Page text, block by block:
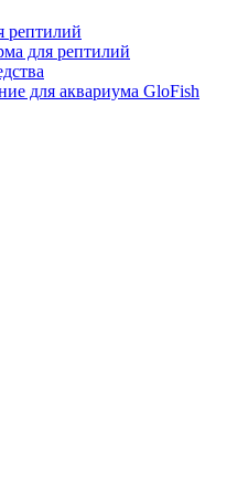
рептилий
для рептилий
для аквариума GloFish